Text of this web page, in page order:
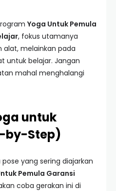
Yoga Untuk Pemula
, fokus utamanya
alat, melainkan pada
untuk belajar. Jangan
mahal menghalangi
untuk
by-Step)
yang sering diajarkan
Pemula Garansi
coba gerakan ini di